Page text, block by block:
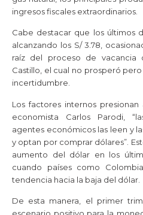
ingresos fiscales extraordinarios.
Cabe destacar que los últimos
alcanzando los S/ 3.78,
raíz del proceso de vacancia
Castillo, el cual no prosperó
incertidumbre.
Los factores internos
economista Carlos Parodi,
agentes económicos las leen y
y optan por comprar dólares”.
aumento del dólar en los
cuando países como
tendencia hacia la baja del dólar.
De esta manera, el primer